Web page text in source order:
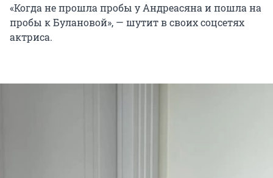
«Когда не прошла пробы у Андреасяна и пошла на
пробы к Булановой», — шутит в своих соцсетях
актриса.